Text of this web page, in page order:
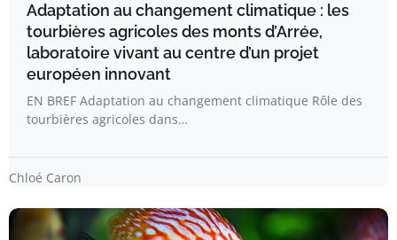
Adaptation au changement climatique : les
tourbières agricoles des monts d’Arrée,
laboratoire vivant au centre d’un projet
européen innovant
EN BREF Adaptation au changement climatique Rôle des
tourbières agricoles dans…
Chloé Caron